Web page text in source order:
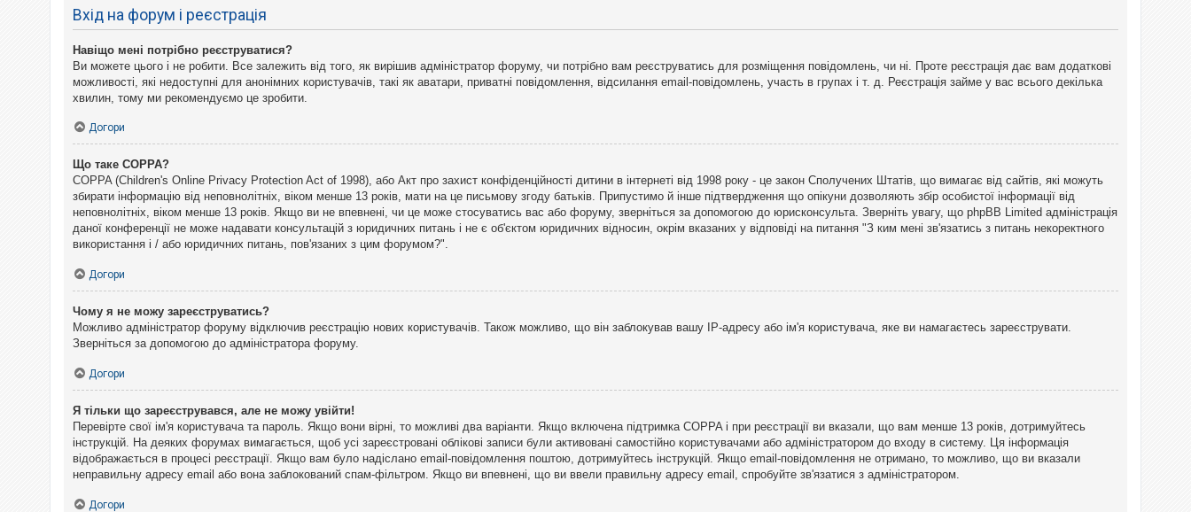
Вхід на форум і реєстрація
Навіщо мені потрібно реєструватися?
Ви можете цього і не робити. Все залежить від того, як вирішив адміністратор форуму, чи потрібно вам реєструватись для розміщення повідомлень, чи ні. Проте реєстрація дає вам додаткові
можливості, які недоступні для анонімних користувачів, такі як аватари, приватні повідомлення, відсилання email-повідомлень, участь в групах і т. д. Реєстрація займе у вас всього декілька
хвилин, тому ми рекомендуємо це зробити.
Догори
Що таке COPPA?
COPPA (Children's Online Privacy Protection Act of 1998), або Акт про захист конфіденційності дитини в інтернеті від 1998 року - це закон Сполучених Штатів, що вимагає від сайтів, які можуть
збирати інформацію від неповнолітніх, віком менше 13 років, мати на це письмову згоду батьків. Припустимо й інше підтвердження що опікуни дозволяють збір особистої інформації від
неповнолітніх, віком менше 13 років. Якщо ви не впевнені, чи це може стосуватись вас або форуму, зверніться за допомогою до юрисконсульта. Зверніть увагу, що phpBB Limited адміністрація
даної конференції не може надавати консультацій з юридичних питань і не є об'єктом юридичних відносин, окрім вказаних у відповіді на питання "З ким мені зв'язатись з питань некоректного
використання і / або юридичних питань, пов'язаних з цим форумом?".
Догори
Чому я не можу зареєструватись?
Можливо адміністратор форуму відключив реєстрацію нових користувачів. Також можливо, що він заблокував вашу IP-адресу або ім'я користувача, яке ви намагаєтесь зареєструвати.
Зверніться за допомогою до адміністратора форуму.
Догори
Я тільки що зареєструвався, але не можу увійти!
Перевірте свої ім'я користувача та пароль. Якщо вони вірні, то можливі два варіанти. Якщо включена підтримка COPPA і при реєстрації ви вказали, що вам менше 13 років, дотримуйтесь
інструкцій. На деяких форумах вимагається, щоб усі зареєстровані облікові записи були активовані самостійно користувачами або адміністратором до входу в систему. Ця інформація
відображається в процесі реєстрації. Якщо вам було надіслано email-повідомлення поштою, дотримуйтесь інструкцій. Якщо email-повідомлення не отримано, то можливо, що ви вказали
неправильну адресу email або вона заблокований спам-фільтром. Якщо ви впевнені, що ви ввели правильну адресу email, спробуйте зв'язатися з адміністратором.
Догори